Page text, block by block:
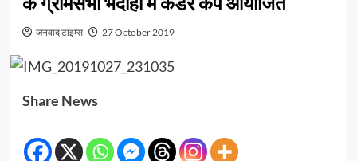
जनवाद टाइम्स 27 October 2019
Share News